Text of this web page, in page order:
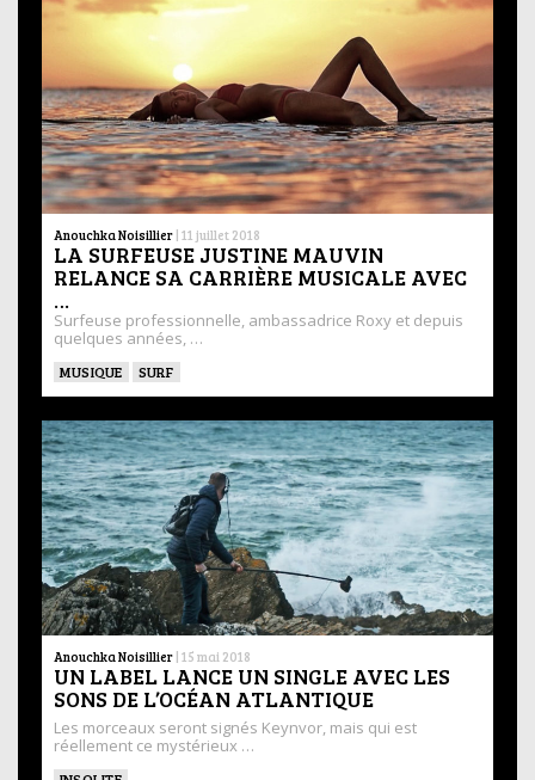
Anouchka Noisillier | 11 juillet 2018
LA SURFEUSE JUSTINE MAUVIN
RELANCE SA CARRIÈRE MUSICALE AVEC
…
Surfeuse professionnelle, ambassadrice Roxy et depuis
quelques années, …
MUSIQUE SURF
Anouchka Noisillier | 15 mai 2018
UN LABEL LANCE UN SINGLE AVEC LES
SONS DE L’OCÉAN ATLANTIQUE
Les morceaux seront signés Keynvor, mais qui est
réellement ce mystérieux …